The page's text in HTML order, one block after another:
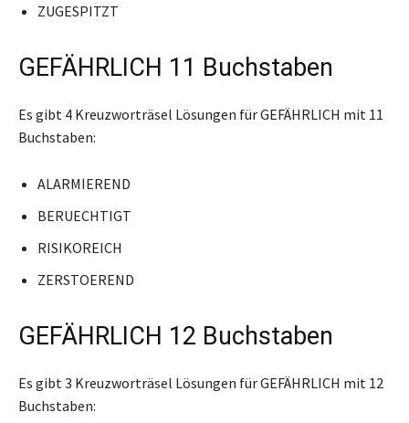
ZUGESPITZT
GEFÄHRLICH 11 Buchstaben
Es gibt 4 Kreuzworträsel Lösungen für GEFÄHRLICH mit 11
Buchstaben:
ALARMIEREND
BERUECHTIGT
RISIKOREICH
ZERSTOEREND
GEFÄHRLICH 12 Buchstaben
Es gibt 3 Kreuzworträsel Lösungen für GEFÄHRLICH mit 12
Buchstaben: